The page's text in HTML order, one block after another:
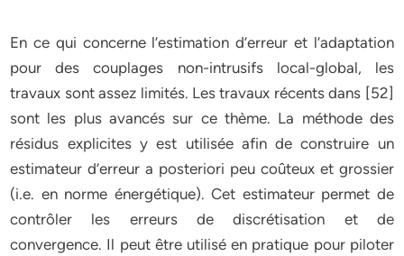
En ce qui concerne l’estimation d’erreur et l’adaptation
pour des couplages non-intrusifs local-global, les
travaux sont assez limités. Les travaux récents dans [52]
sont les plus avancés sur ce thème. La méthode des
résidus explicites y est utilisée afin de construire un
estimateur d’erreur a posteriori peu coûteux et grossier
(i.e. en norme énergétique). Cet estimateur permet de
contrôler les erreurs de discrétisation et de
convergence. Il peut être utilisé en pratique pour piloter